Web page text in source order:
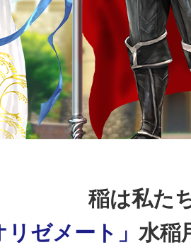
稲は私た
リゼメート」 水稲